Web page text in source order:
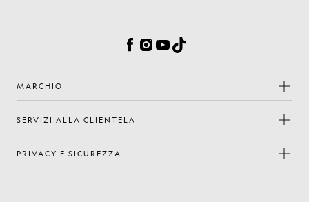
Facebook
Instagram
YouTube
TikTok
MARCHIO
SERVIZI ALLA CLIENTELA
PRIVACY E SICUREZZA